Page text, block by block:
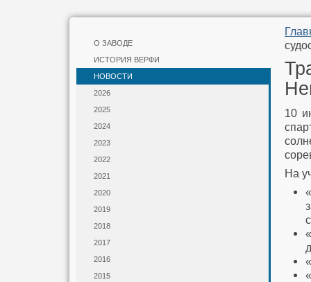
О ЗАВОДЕ
ИСТОРИЯ ВЕРФИ
НОВОСТИ
2026
2025
2024
2023
2022
2021
2020
2019
2018
2017
2016
2015
10
На